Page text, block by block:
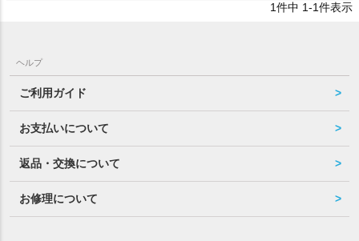
1件中 1-1件表示
ヘルプ
ご利用ガイド
お支払いについて
返品・交換について
お修理について